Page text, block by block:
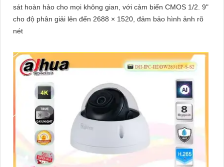
sát hoàn hảo cho mọi không gian, với cảm biến CMOS 1/2. 9"
cho độ phân giải lên đến 2688 × 1520, đảm bảo hình ảnh rõ
nét